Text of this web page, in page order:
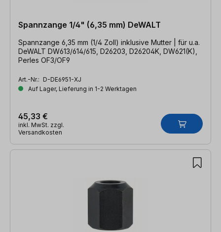
Spannzange 1/4" (6,35 mm) DeWALT
Spannzange 6,35 mm (1/4 Zoll) inklusive Mutter | für u.a.
DeWALT DW613/614/615, D26203, D26204K, DW621(K),
Perles OF3/OF9
Art.-Nr.: D-DE6951-XJ
Auf Lager, Lieferung in 1-2 Werktagen
45,33 €
inkl. MwSt. zzgl.
Versandkosten